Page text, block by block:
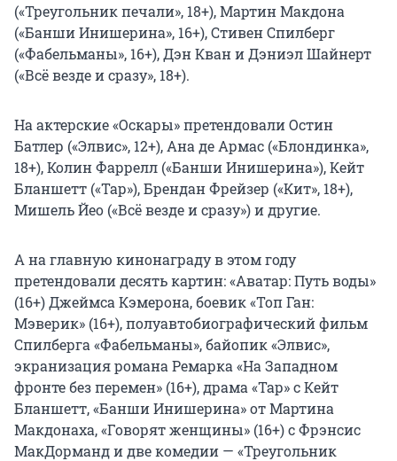
(«Треугольник печали», 18+), Мартин Макдона
(«Банши Инишерина», 16+), Стивен Спилберг
(«Фабельманы», 16+), Дэн Кван и Дэниэл Шайнерт
(«Всё везде и сразу», 18+).
На актерские «Оскары» претендовали Остин
Батлер («Элвис», 12+), Ана де Армас («Блондинка»,
18+), Колин Фаррелл («Банши Инишерина»), Кейт
Бланшетт («Тар»), Брендан Фрейзер («Кит», 18+),
Мишель Йео («Всё везде и сразу») и другие.
А на главную кинонаграду в этом году
претендовали десять картин: «Аватар: Путь воды»
(16+) Джеймса Кэмерона, боевик «Топ Ган:
Мэверик» (16+), полуавтобиографический фильм
Спилберга «Фабельманы», байопик «Элвис»,
экранизация романа Ремарка «На Западном
фронте без перемен» (16+), драма «Тар» с Кейт
Бланшетт, «Банши Инишерина» от Мартина
Макдонаха, «Говорят женщины» (16+) с Фрэнсис
МакДорманд и две комедии — «Треугольник